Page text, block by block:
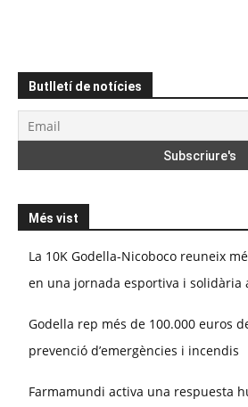
Butlletí de notícies
Més vist
La 10K Godella-Nicoboco reuneix
en una jornada esportiva i solidària
Godella rep més de 100.000 euros
prevenció d’emergències i incendis
Farmamundi activa una respuesta